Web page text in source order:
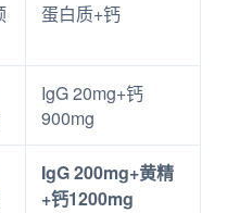
蛋白质+钙
IgG 20mg+钙
900mg
IgG 200mg+黄精
+钙1200mg